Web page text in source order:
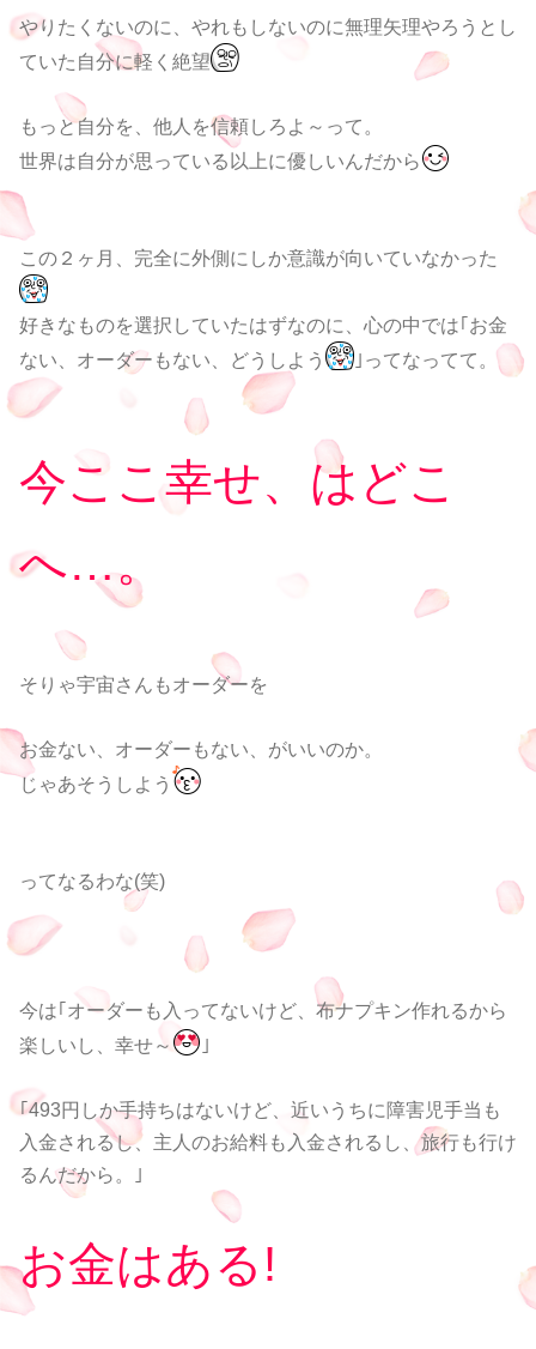
やりたくないのに、やれもしないのに無理矢理やろうとし
ていた自分に軽く絶望
もっと自分を、他人を信頼しろよ～って。
世界は自分が思っている以上に優しいんだから
この２ヶ月、完全に外側にしか意識が向いていなかった
好きなものを選択していたはずなのに、心の中では｢お金
ない、オーダーもない、どうしよう
｣ってなってて。
今ここ幸せ、はどこ
へ…。
そりゃ宇宙さんもオーダーを
お金ない、オーダーもない、がいいのか。
じゃあそうしよう
ってなるわな(笑)
今は｢オーダーも入ってないけど、布ナプキン作れるから
楽しいし、幸せ～
｣
｢493円しか手持ちはないけど、近いうちに障害児手当も
入金されるし、主人のお給料も入金されるし、旅行も行け
るんだから。｣
お金はある!